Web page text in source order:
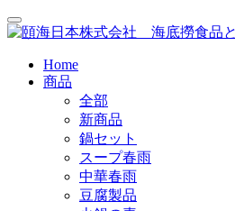
Home
商品
全部
新商品
鍋セット
スープ春雨
中華春雨
豆腐製品